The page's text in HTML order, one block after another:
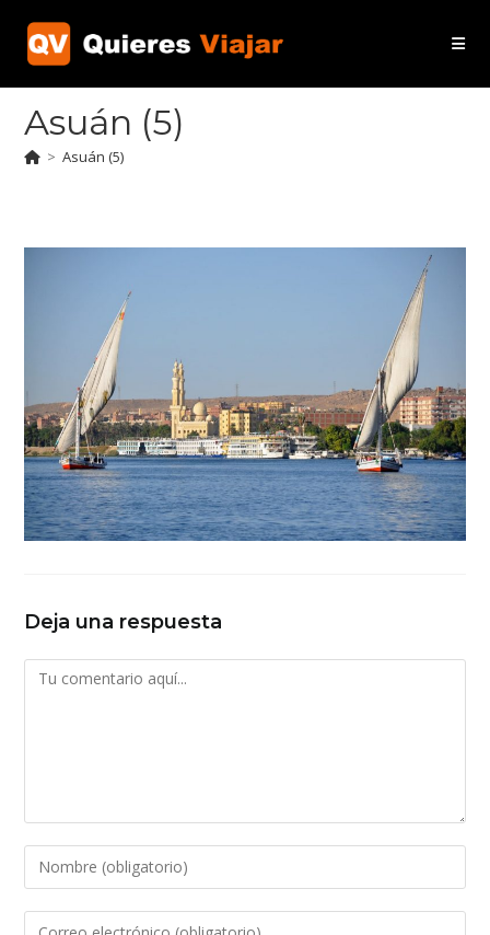
contenido
Asuán (5)
> Asuán (5)
Deja una respuesta
Comentario
Introduce
tu
nombre
Introduce